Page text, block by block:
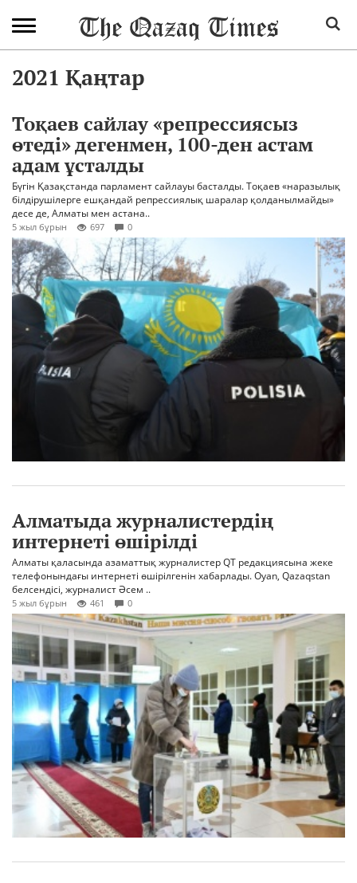
2021 Қаңтар
Тоқаев сайлау «репрессиясыз
өтеді» дегенмен, 100-ден астам
адам ұсталды
Бүгін Қазақстанда парламент сайлауы басталды. Тоқаев «наразылық
білдірушілерге ешқандай репрессиялық шаралар қолданылмайды»
десе де, Алматы мен астана..
5 жыл бұрын 697 0
Алматыда журналистердің
интернеті өшірілді
Алматы қаласында азаматтық журналистер QT редакциясына жеке
телефонындағы интернеті өшірілгенін хабарлады. Oyan, Qazaqstan
белсендісі, журналист Әсем ..
5 жыл бұрын 461 0